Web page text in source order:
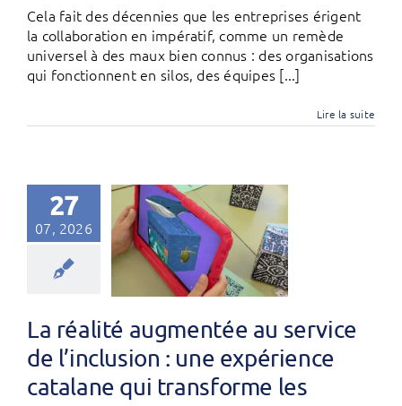
Cela fait des décennies que les entreprises érigent
la collaboration en impératif, comme un remède
universel à des maux bien connus : des organisations
qui fonctionnent en silos, des équipes [...]
Lire la suite
27
07, 2026
La réalité augmentée au service
de l’inclusion : une expérience
catalane qui transforme les